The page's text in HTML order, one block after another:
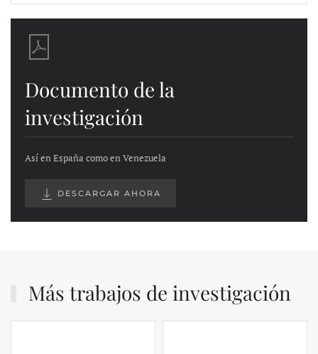
Documento de la
investigación
Así en España como en Venezuela
DESCARGAR AHORA
Más trabajos de investigación